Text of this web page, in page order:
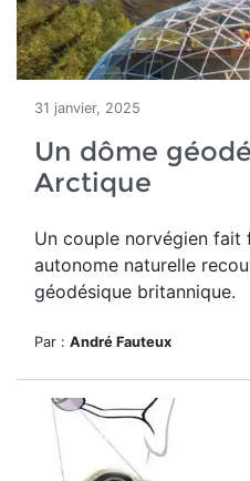
31 janvier, 2025
Un dôme
Arctique
Un couple norvégien fait
autonome naturelle
géodésique britannique.
Par : André Fauteux